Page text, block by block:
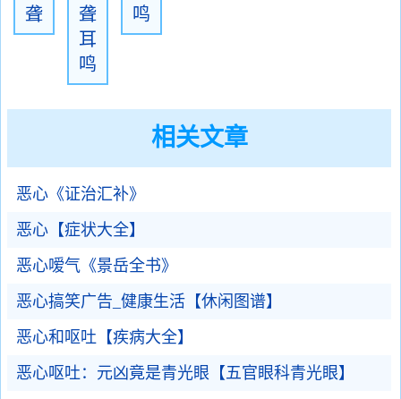
聋
聋
耳
鸣
鸣
相关文章
恶心《证治汇补》
恶心【症状大全】
恶心嗳气《景岳全书》
恶心搞笑广告_健康生活【休闲图谱】
恶心和呕吐【疾病大全】
恶心呕吐：元凶竟是青光眼【五官眼科青光眼】